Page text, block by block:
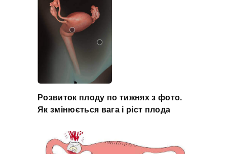
Розвиток плоду по тижнях з фото.
Як змінюється вага і ріст плода